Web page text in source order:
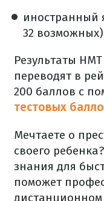
иностранный
32
Результаты
переводят в
200 баллов с
тестовых
Мечтаете о
своего
знания для
поможет